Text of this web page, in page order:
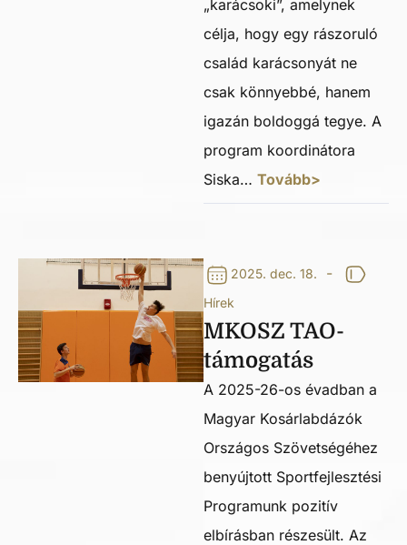
„karácsoki”, amelynek
célja, hogy egy rászoruló
család karácsonyát ne
csak könnyebbé, hanem
igazán boldoggá tegye. A
program koordinátora
Siska… Tovább>
2025. dec. 18. -
Hírek
MKOSZ TAO-
támogatás
A 2025-26-os évadban a
Magyar Kosárlabdázók
Országos Szövetségéhez
benyújtott Sportfejlesztési
Programunk pozitív
elbírásban részesült. Az